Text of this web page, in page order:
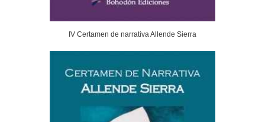
IV Certamen de narrativa Allende Sierra